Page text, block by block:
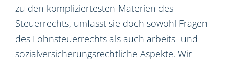
zu den kompliziertesten Materien des
Steuerrechts, umfasst sie doch sowohl Fragen
des Lohnsteuerrechts als auch arbeits- und
sozialversicherungsrechtliche Aspekte. Wir